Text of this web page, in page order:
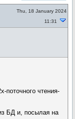
Thu, 18 January 2024
11:31
поточного чтения-
БД и, посылая на